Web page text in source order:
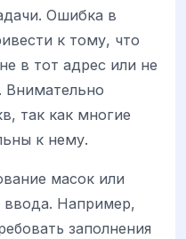
Ошибка в
к тому, что
в тот адрес или не
Внимательно
так как многие
к нему.
масок или
ввода. Например,
заполнения